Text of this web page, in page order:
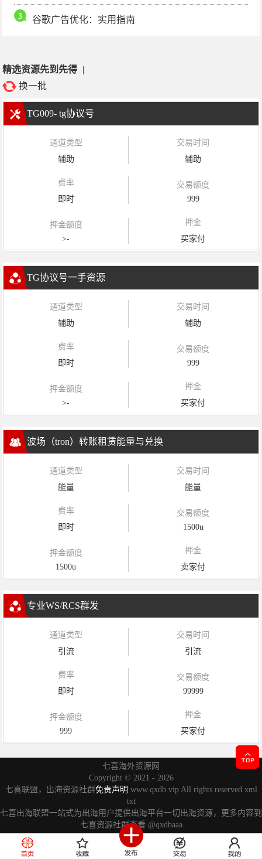
谷歌广告优化：实用指南
精选资源先到先得 |
换一批
TG009- tg协议号
通道类型
辅助
交易时间
辅助
费率
即时
交易额度
999
押金额度
>-
押金
买家付
TG协议号一手资源
通道类型
辅助
交易时间
辅助
费率
即时
交易额度
999
押金额度
>-
押金
买家付
波场（tron）转账租赁能量与兑换
通道类型
能量
交易时间
能量
费率
即时
交易额度
1500u
押金额度
1500u
押金
卖家付
专业WS/RCS群发
通道类型
引流
交易时间
引流
费率
即时
交易额度
99999
押金额度
999
押金
买家付
七喜海外资源网
Copyright © 2021 - 2026
七喜联盟，出海资源社群免责声明 www.qxdb.vip All rights reserved xml
txt
七喜出海联盟一站式为出海用户提供出海平台一切出海资源，更多内容到
七喜资源社群查看 @qxdbaaa